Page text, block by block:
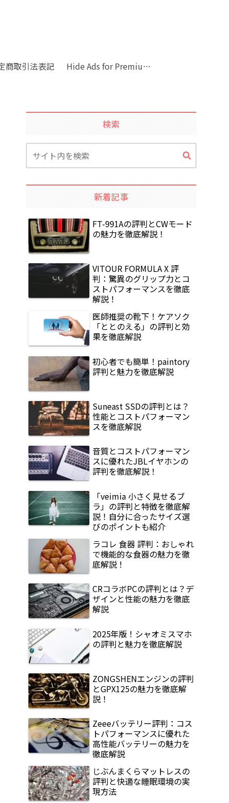
商取引法表記 Hide Ads for Premium Members
検索
新着記事
FT-991Aの評判とCWモード
の魅力を徹底解説！
VITOUR FORMULA X 評
判：驚異のグリップ力とコ
ストパフォーマンスを徹底
解説！
医師推奨の靴下！ケアソク
「ととのえる」の評判と効
果を徹底解説
初心者でも簡単！paintory
評判と魅力を徹底解説
Suneast SSDの評判とは？
性能とコストパフォーマン
スを徹底解説
音質とコストパフォーマン
スに優れたJBLイヤホンの
評判を徹底解説！
「veimia 小さく見せるブ
ラ」の評判と特徴を徹底解
説！自分に合ったサイズ選
びのポイントも紹介
ラコレ 食器 評判：おしゃれ
で機能的な食器の魅力を徹
底解説！
CRコラボPCの評判とは？デ
ザインと性能の魅力を徹底
解説
2025年版！シャオミスマホ
の評判と魅力を徹底解説
ZONGSHENエンジンの評判
とGPX125の魅力を徹底解
説！
Zeeeバッテリー評判：コス
トパフォーマンスに優れた
高性能バッテリーの魅力を
徹底解説
じぶんまくらマットレスの
評判と快適な睡眠環境の実
現方法